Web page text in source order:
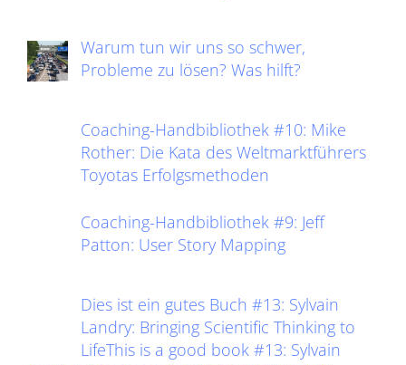
Warum tun wir uns so schwer,
Probleme zu lösen? Was hilft?
Coaching-Handbibliothek #10: Mike
Rother: Die Kata des Weltmarktführers
Toyotas Erfolgsmethoden
Coaching-Handbibliothek #9: Jeff
Patton: User Story Mapping
Dies ist ein gutes Buch #13: Sylvain
Landry: Bringing Scientific Thinking to
LifeThis is a good book #13: Sylvain